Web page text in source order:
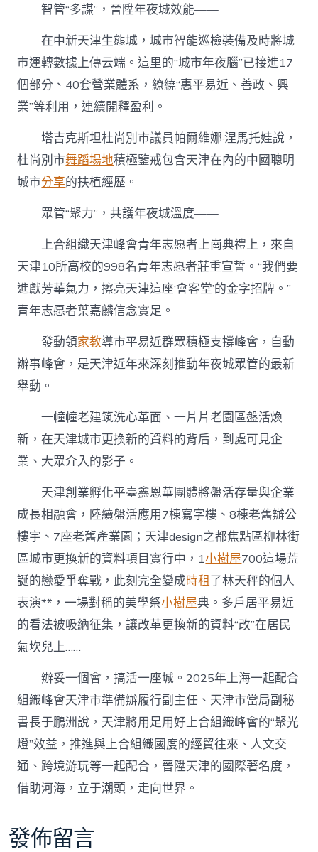
智管“多謀”，晉陞年夜城效能——
在中新天津生態城，城市智能巡檢裝備及時將城
市運轉數據上傳云端。這里的“城市年夜腦”已接進17
個部分、40套營業體系，繚繞“惠平易近、善政、興
業”等利用，連續開釋盈利。
塔吉克斯坦杜尚別市議員帕爾維娜·涅馬托娃說，
杜尚別市舞蹈場地積極鑒戒包含天津在內的中國聰明
城市分享的扶植經歷。
眾管“聚力”，共護年夜城溫度——
上合組織天津峰會青年志愿者上崗典禮上，來自
天津10所高校的998名青年志愿者莊重宣誓。“我們要
進獻芳華氣力，擦亮天津這座‘會客堂’的金字招牌。”
青年志愿者葉嘉麟信念實足。
發動領家教導市平易近群眾積極支撐峰會，自動
辦事峰會，是天津近年來深刻推動年夜城眾管的最新
舉動。
一幢幢老建筑洗心革面、一片片老園區盤活煥
新，在天津城市更換新的資料的背后，到處可見企
業、大眾介入的影子。
天津創業孵化平臺鑫恩華團體將盤活存量與企業
成長相融會，陸續盤活應用7棟寫字樓、8棟老舊辦公
樓宇、7座老舊產業園；天津design之都焦點區柳林街
區城市更換新的資料項目實行中，1小樹屋700這場荒
誕的戀愛爭奪戰，此刻完全變成時租了林天秤的個人
表演**，一場對稱的美學祭小樹屋典。多戶居平易近
的看法被吸納征集，讓改革更換新的資料“改”在居民
氣坎兒上……
辦妥一個會，搞活一座城。2025年上海一起配合
組織峰會天津市準備辦履行副主任、天津市當局副秘
書長于鵬洲說，天津將用足用好上合組織峰會的“聚光
燈”效益，推進與上合組織國度的經貿往來、人文交
通、跨境游玩等一起配合，晉陞天津的國際著名度，
借助河海，立于潮頭，走向世界。
發佈留言